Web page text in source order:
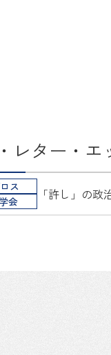
レター・エ
ス
会
「許し」の